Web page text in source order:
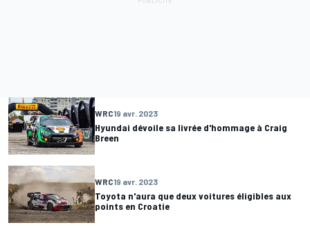
WRC19 avr. 2023
Hyundai dévoile sa livrée d'hommage à Craig
Breen
WRC19 avr. 2023
Toyota n'aura que deux voitures éligibles aux
points en Croatie